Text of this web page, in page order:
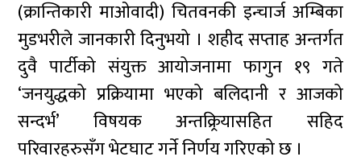
(क्रान्तिकारी माओवादी) चितवनकी इन्चार्ज अम्बिका
मुडभरीले जानकारी दिनुभयो । शहीद सप्ताह अन्तर्गत
दुवै पार्टीको संयुक्त आयोजनामा फागुन १९ गते
‘जनयुद्धको प्रक्रियामा भएको बलिदानी र आजको
सन्दर्भ’ विषयक अन्तक्र्रियासहित सहिद
परिवारहरुसँग भेटघाट गर्ने निर्णय गरिएको छ ।